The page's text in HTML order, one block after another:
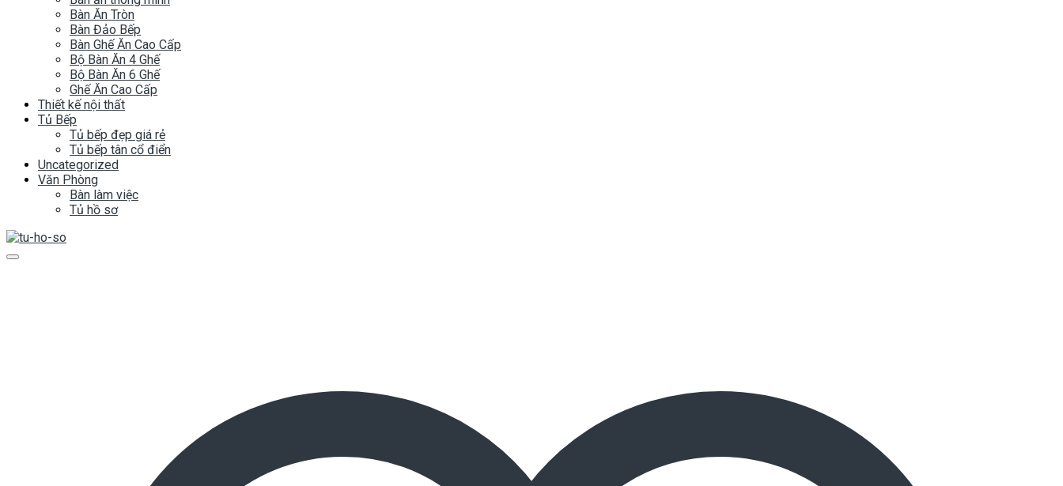
Bàn Ăn Tròn
Bàn Đảo Bếp
Bàn Ghế Ăn Cao Cấp
Bộ Bàn Ăn 4 Ghế
Bộ Bàn Ăn 6 Ghế
Ghế Ăn Cao Cấp
Thiết kế nội thất
Tủ Bếp
Tủ bếp đẹp giá rẻ
Tủ bếp tân cổ điển
Uncategorized
Văn Phòng
Bàn làm việc
Tủ hồ sơ